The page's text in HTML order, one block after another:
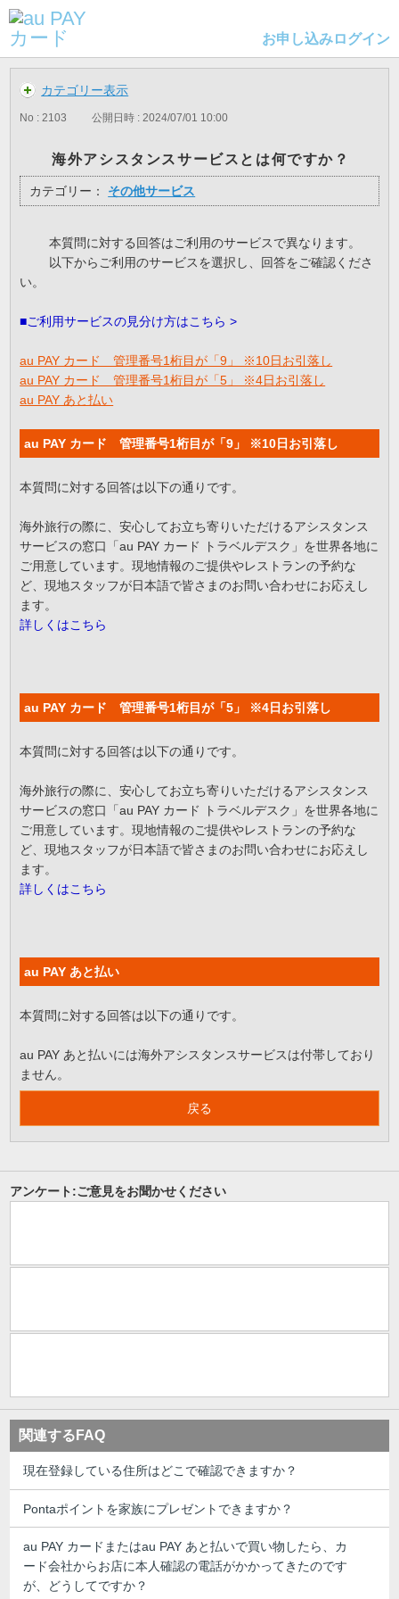
お申し込みログイン
カテゴリー表示
No : 2103 公開日時 : 2024/07/01 10:00
海外アシスタンスサービスとは何ですか？
カテゴリー： その他サービス
本質問に対する回答はご利用のサービスで異なります。
以下からご利用のサービスを選択し、回答をご確認くださ
い。
■ご利用サービスの見分け方はこちら >
au PAY カード 管理番号1桁目が「9」 ※10日お引落し
au PAY カード 管理番号1桁目が「5」 ※4日お引落し
au PAY あと払い
au PAY カード 管理番号1桁目が「9」 ※10日お引落し
本質問に対する回答は以下の通りです。
海外旅行の際に、安心してお立ち寄りいただけるアシスタンス
サービスの窓口「au PAY カード トラベルデスク」を世界各地に
ご用意しています。現地情報のご提供やレストランの予約な
ど、現地スタッフが日本語で皆さまのお問い合わせにお応えし
ます。
詳しくはこちら
au PAY カード 管理番号1桁目が「5」 ※4日お引落し
本質問に対する回答は以下の通りです。
海外旅行の際に、安心してお立ち寄りいただけるアシスタンス
サービスの窓口「au PAY カード トラベルデスク」を世界各地に
ご用意しています。現地情報のご提供やレストランの予約な
ど、現地スタッフが日本語で皆さまのお問い合わせにお応えし
ます。
詳しくはこちら
au PAY あと払い
本質問に対する回答は以下の通りです。
au PAY あと払いには海外アシスタンスサービスは付帯しており
ません。
戻る
アンケート:ご意見をお聞かせください
関連するFAQ
現在登録している住所はどこで確認できますか？
Pontaポイントを家族にプレゼントできますか？
au PAY カードまたはau PAY あと払いで買い物したら、カ
ード会社からお店に本人確認の電話がかかってきたのです
が、どうしてですか？